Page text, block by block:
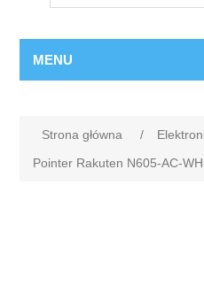
MENU
Strona główna /
Pointer Rakuten N605-AC-